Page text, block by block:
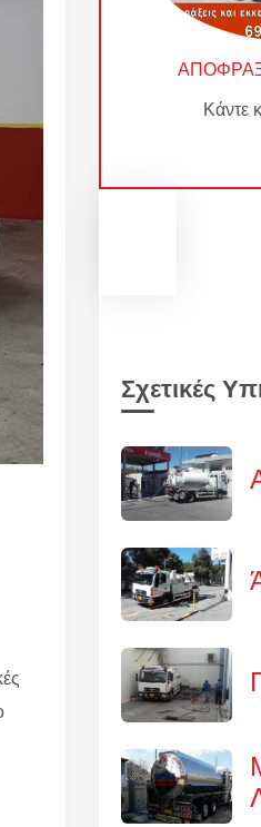
Κάντε
Σχετικές